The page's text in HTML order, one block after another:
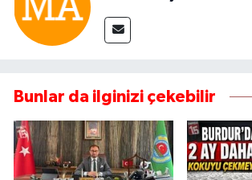
Bunlar da ilginizi çekebilir